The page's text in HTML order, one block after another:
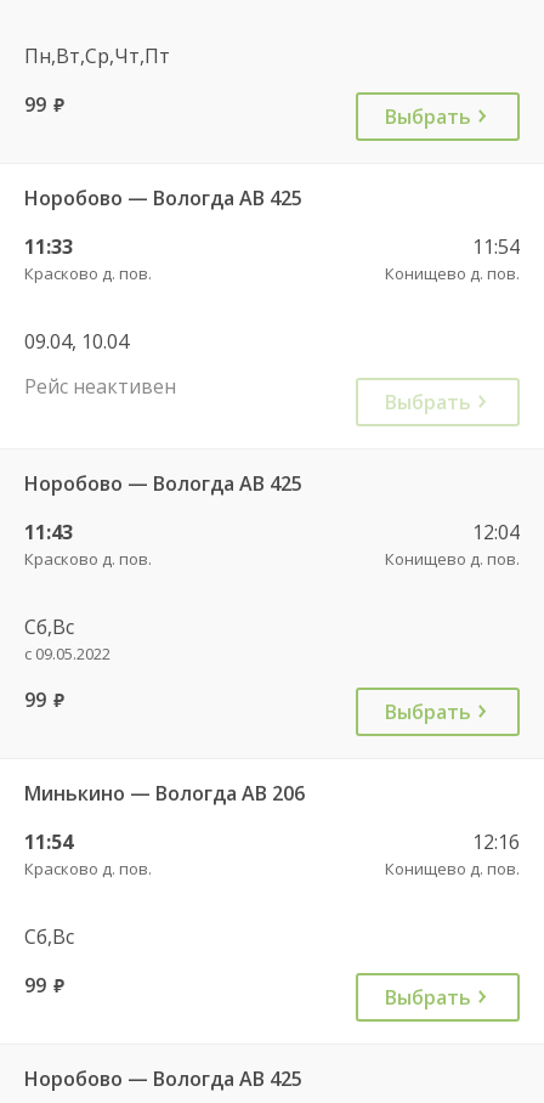
Пн,Вт,Ср,Чт,Пт
99 руб. Выбрать
Норобово — Вологда АВ 425
11:33
Красково д. пов.
11:54
Конищево д. пов.
09.04, 10.04
Рейс неактивен
Выбрать
Норобово — Вологда АВ 425
11:43
Красково д. пов.
12:04
Конищево д. пов.
Сб,Вс
с 09.05.2022
99 руб. Выбрать
Минькино — Вологда АВ 206
11:54
Красково д. пов.
12:16
Конищево д. пов.
Сб,Вс
99 руб. Выбрать
Норобово — Вологда АВ 425